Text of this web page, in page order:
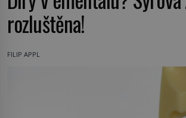
rozluštěna!
FILIP APPL